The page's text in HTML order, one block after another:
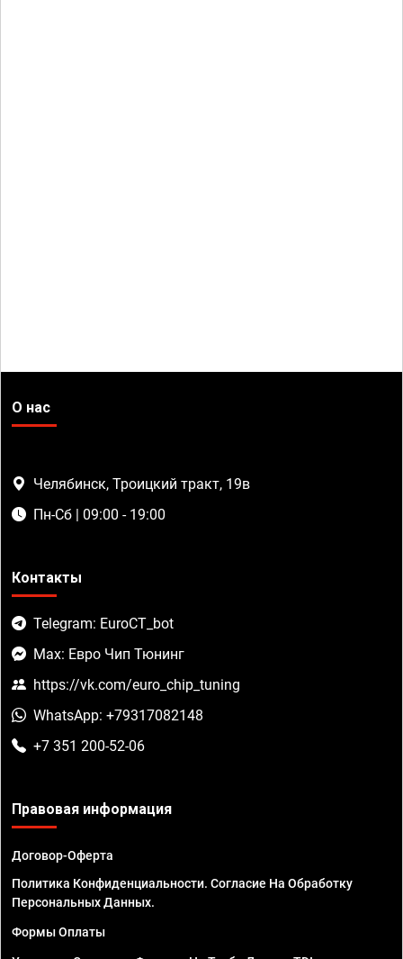
О нас
Челябинск, Троицкий тракт, 19в
Пн-Сб | 09:00 - 19:00
Контакты
Telegram: EuroCT_bot
Max: Евро Чип Тюнинг
https://vk.com/euro_chip_tuning
WhatsApp: +79317082148
+7 351 200-52-06
Правовая информация
Договор-Оферта
Политика Конфиденциальности. Согласие На Обработку
Персональных Данных.
Формы Оплаты